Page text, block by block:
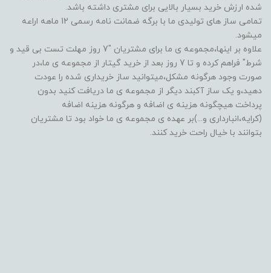
شده ارزش خرید بسیار بالایی برای مشتری داشته باشد.
تمامی ساز های تولیدی ما با برگه ضمانت نامه رسمی 12 ماهه اراعه
میشود.
علاوه بر اینها،مجموعه ی ما برای مشتریان "7 روز مهلت تست بی قید و
شرط" فراهم کرده و تا 7 روز بعد از خرید گیتار از مجموعه ی ما،در
صورت وجود هرگونه مشکل،میتوانید ساز خریداری شده را عودت
دهید،و یک ساز آکبند دیگر از مجموعه ی ما دریافت کنید بدون
پرداخت هیچگونه هزینه ی اضافه و هرگونه هزینه اضافه
(کرایه،انبارداری و...)بر عهده ی مجموعه ی ما خواد بود تا مشتریان
بتوانند با خیال راحت خرید کنند.